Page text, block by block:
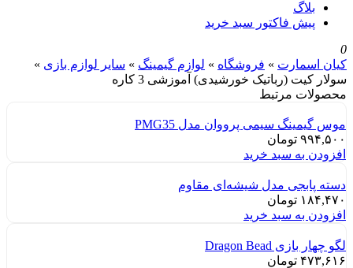
بلاگ
پیش فاکتور سبد خرید
0
کیان اسمارت » فروشگاه » لوازم گیمینگ » سایر لوازم بازی »
سولار کیت (رباتیک خورشیدی) آموزشی 3 کاره
محصولات مرتبط
موس گیمینگ سیمی پرووان مدل PMG35
۹۹۴,۵۰۰ تومان
افزودن به سبد خرید
دسته پابجی مدل شیشه‌ای مقاوم
۱۸۴,۴۷۰ تومان
افزودن به سبد خرید
لگو چهار بازی Dragon Bead
۴۷۳,۶۱۶ تومان